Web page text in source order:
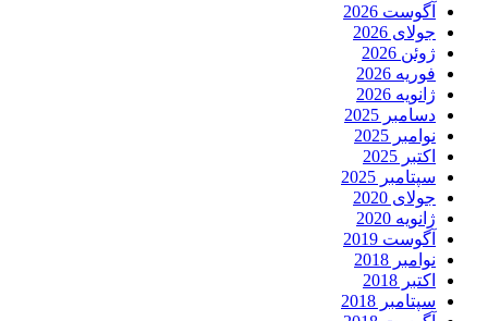
آگوست 2026
جولای 2026
ژوئن 2026
فوریه 2026
ژانویه 2026
دسامبر 2025
نوامبر 2025
اکتبر 2025
سپتامبر 2025
جولای 2020
ژانویه 2020
آگوست 2019
نوامبر 2018
اکتبر 2018
سپتامبر 2018